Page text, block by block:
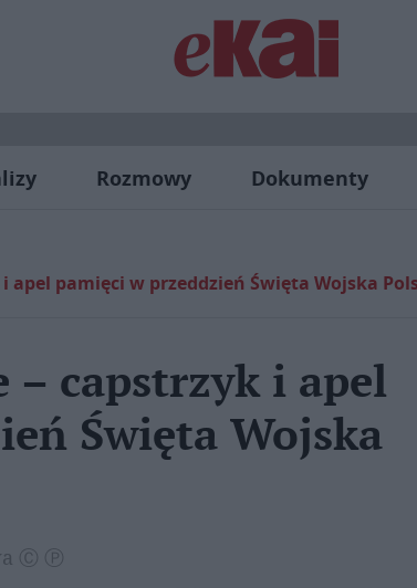
Rozmowy Dokumenty
apel pamięci w przeddzień Święta Wojska
– capstrzyk i apel
Święta Wojska
Ⓒ Ⓟ